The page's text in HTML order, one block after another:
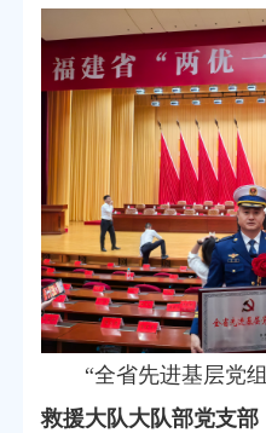
“全省先进基层党组
救援大队大队部党支部